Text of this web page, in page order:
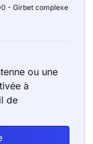
- Girbet complexe
ou une
à
de